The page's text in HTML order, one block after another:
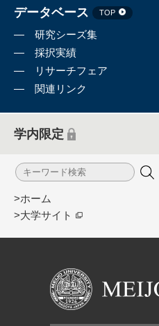
データベース TOP
研究シーズ集
採択実績
リサーチフェア
関連リンク
学内限定
>ホーム
>大学サイト